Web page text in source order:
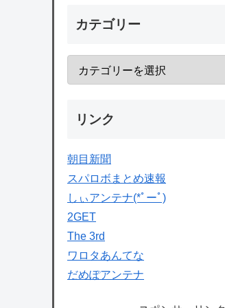
カテゴリー
リンク
朝目新聞
スパロボまとめ速報
しぃアンテナ(*ﾟーﾟ)
2GET
The 3rd
ワロタあんてな
だめぽアンテナ